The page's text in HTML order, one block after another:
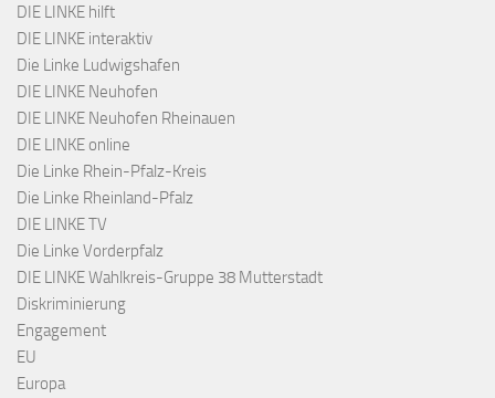
DIE LINKE hilft
DIE LINKE interaktiv
Die Linke Ludwigshafen
DIE LINKE Neuhofen
DIE LINKE Neuhofen Rheinauen
DIE LINKE online
Die Linke Rhein-Pfalz-Kreis
Die Linke Rheinland-Pfalz
DIE LINKE TV
Die Linke Vorderpfalz
DIE LINKE Wahlkreis-Gruppe 38 Mutterstadt
Diskriminierung
Engagement
EU
Europa